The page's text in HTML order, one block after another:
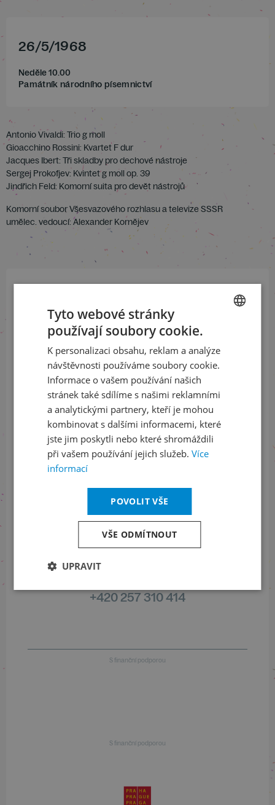
26/5/1968
Neděle 10.00
Památník národního písemnictví
Antonio Vivaldi: Trio g moll
Gioacchino Rossini: Kvartet F dur
Jacques Ibert: Tři skladby pro dechové nástroje
Sergej Prokofjev: Kvintet g moll op. 39
Jindřich Feld: Komorní suita pro devět nástrojů
Komorní soubor Všesvazového rozhlasu a televize SSSR
umělec. vedoucí: Alexander Kornějev
a buďte jako první v obraze
ODEBÍRAT NEWSLETTER
Sledujte nás na sociálních sítích
LinkedIn
flickr
Informace o stavu objednávek
+420 461 049 232
Informace o programu
+420 257 310 414
S finanční podporou
S finanční podporou
ENGLISH
Tyto webové stránky
používají soubory cookie.
K personalizaci obsahu, reklam a analýze
návštěvnosti používáme soubory cookie.
Informace o vašem používání našich
stránek také sdílíme s našimi reklamními
a analytickými partnery, kteří je mohou
kombinovat s dalšími informacemi, které
jste jim poskytli nebo které shromáždili
při vašem používání jejich služeb. Více
informací
POVOLIT VŠE
VŠE ODMÍTNOUT
UPRAVIT